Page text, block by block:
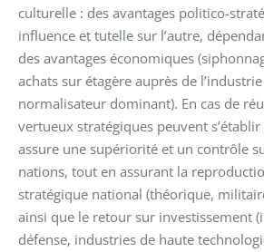
culturelle : des avantages politico-
influence et tutelle sur l’autre,
des avantages économiques
achats sur étagère auprès de
normalisateur dominant). En cas de
vertueux stratégiques peuvent
assure une supériorité et un contrôle
nations, tout en assurant la
stratégique national (théorique,
ainsi que le retour sur investissement
défense, industries de haute